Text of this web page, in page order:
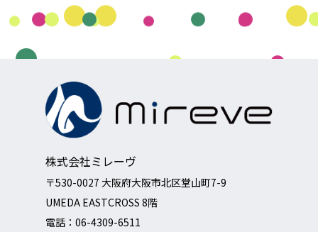
株式会社ミレーヴ
〒530-0027 大阪府大阪市北区堂山町7-9
UMEDA EASTCROSS 8階
電話： 06-4309-6511